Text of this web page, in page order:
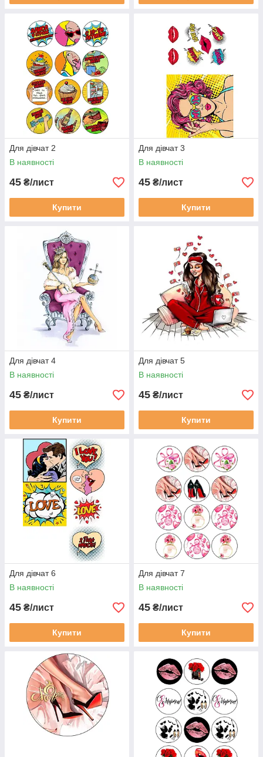
Для дівчат 2
В наявності
45 ₴/лист
Купити
Для дівчат 3
В наявності
45 ₴/лист
Купити
Для дівчат 4
В наявності
45 ₴/лист
Купити
Для дівчат 5
В наявності
45 ₴/лист
Купити
Для дівчат 6
В наявності
45 ₴/лист
Купити
Для дівчат 7
В наявності
45 ₴/лист
Купити